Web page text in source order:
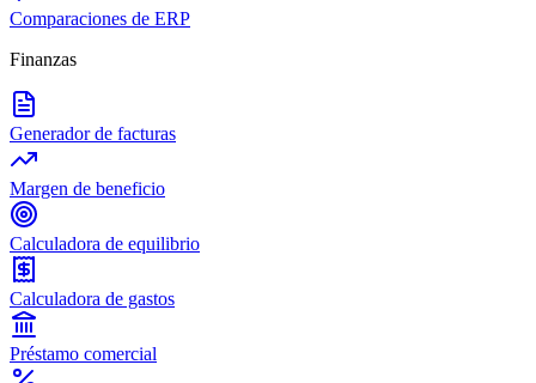
Comparaciones de ERP
Finanzas
Generador de facturas
Margen de beneficio
Calculadora de equilibrio
Calculadora de gastos
Préstamo comercial